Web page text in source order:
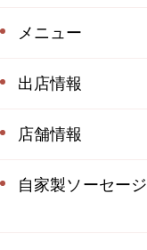
メニュー
出店情報
店舗情報
自家製ソーセージ